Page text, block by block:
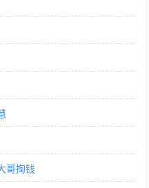
哥掏钱